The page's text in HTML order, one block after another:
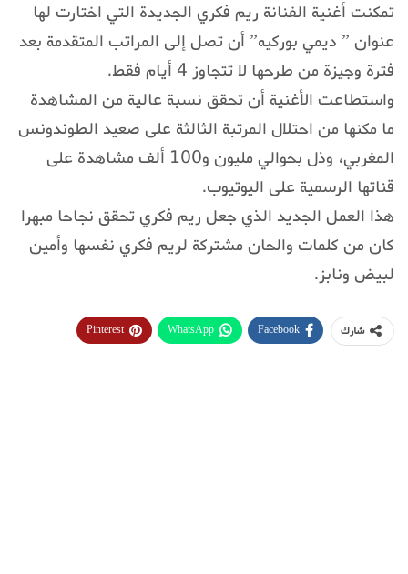
تمكنت أغنية الفنانة ريم فكري الجديدة التي اختارت لها
عنوان ” ديمي بوركيه” أن تصل إلى المراتب المتقدمة بعد
فترة وجيزة من طرحها لا تتجاوز 4 أيام فقط.
واستطاعت الأغنية أن تحقق نسبة عالية من المشاهدة
ما مكنها من احتلال المرتبة الثالثة على صعيد الطوندونس
المغربي، وذل بحوالي مليون و100 ألف مشاهدة على
قناتها الرسمية على اليوتيوب.
هذا العمل الجديد الذي جعل ريم فكري تحقق نجاحا مبهرا
كان من كلمات والحان مشتركة لريم فكري نفسها وأمين
لبيض ونابز.
شارك Facebook
WhatsApp
Pinterest